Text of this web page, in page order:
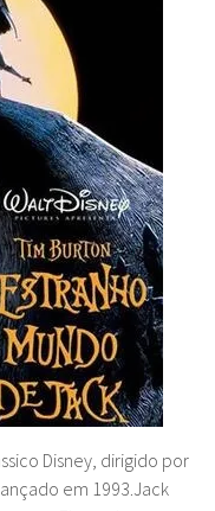
Disney, dirigido por
em 1993. Jack